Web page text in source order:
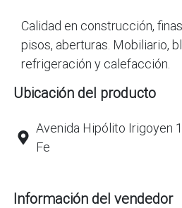
Calidad en construcción,
pisos, aberturas. Mobiliario,
refrigeración y calefacción.
Ubicación del producto
Avenida Hipólito Irigoyen
Fe
Información del vendedor